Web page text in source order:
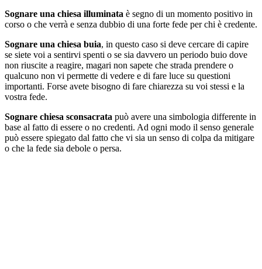
Sognare una chiesa illuminata è segno di un momento positivo in
corso o che verrà e senza dubbio di una forte fede per chi è credente.
Sognare una chiesa buia, in questo caso si deve cercare di capire
se siete voi a sentirvi spenti o se sia davvero un periodo buio dove
non riuscite a reagire, magari non sapete che strada prendere o
qualcuno non vi permette di vedere e di fare luce su questioni
importanti. Forse avete bisogno di fare chiarezza su voi stessi e la
vostra fede.
Sognare chiesa sconsacrata può avere una simbologia differente in
base al fatto di essere o no credenti. Ad ogni modo il senso generale
può essere spiegato dal fatto che vi sia un senso di colpa da mitigare
o che la fede sia debole o persa.